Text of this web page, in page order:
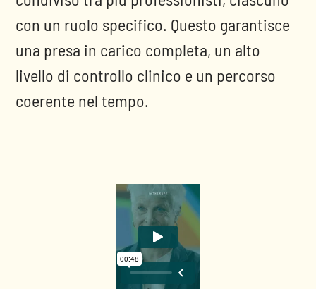
con un ruolo specifico. Questo garantisce
una presa in carico completa, un alto
livello di controllo clinico e un percorso
coerente nel tempo.